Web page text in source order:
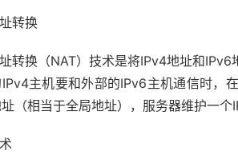
转换
转换（NAT）技术是将IPv4地址和
主机要和外部的IPv6主机通信时，
（相当于全局地址），服务器维护一个